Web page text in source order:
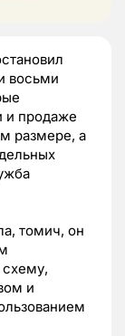
восьми
и продаже
размере, а
томич, он
схему,
и